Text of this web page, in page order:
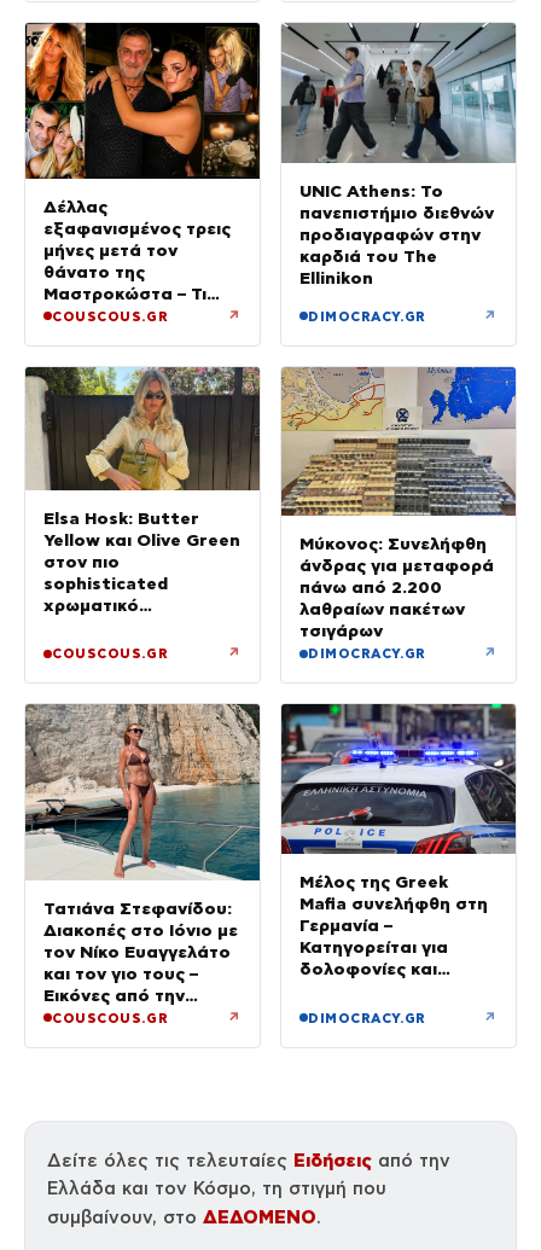
Δέλλας
εξαφανισμένος τρεις
μήνες μετά τον
θάνατο της
Μαστροκώστα – Τι
ζήτησε από την κόρη
COUSCOUS.GR ↗
UNIC Athens: Το
πανεπιστήμιο διεθνών
προδιαγραφών στην
καρδιά του The
Ellinikon
DIMOCRACY.GR ↗
Elsa Hosk: Butter
Yellow και Olive Green
στον πιο
sophisticated
χρωματικό
match μοτίβα
COUSCOUS.GR ↗
Μύκονος: Συνελήφθη
άνδρας για μεταφορά
πάνω από 2.200
λαθραίων πακέτων
τσιγάρων
DIMOCRACY.GR ↗
Τατιάνα Στεφανίδου:
Διακοπές στο Ιόνιο με
τον Νίκο Ευαγγελάτο
και τον γιο τους –
Εικόνες από την
Κεφαλονιά
COUSCOUS.GR ↗
Μέλος της Greek
Mafia συνελήφθη στη
Γερμανία –
Κατηγορείται για
δολοφονίες και
DIMOCRACY.GR ↗
Δείτε όλες τις τελευταίες Ειδήσεις από την
Ελλάδα και τον Κόσμο, τη στιγμή που
συμβαίνουν, στο ΔΕΔΟΜΕΝΟ.